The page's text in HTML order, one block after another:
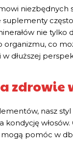
niezbędnych
suplementy
nie tylko
organizmu, co
dłuższej
zdrowie
nasz styl
kondycję włosów.
pomóc w